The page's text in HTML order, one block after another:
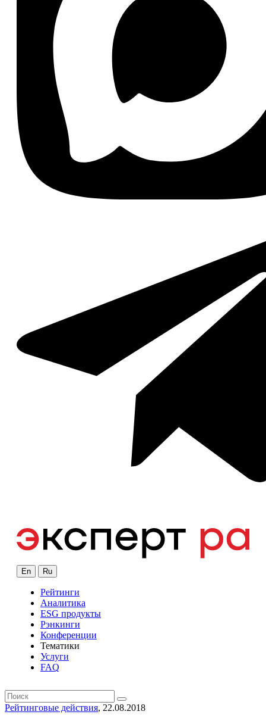
En Ru
Рейтинги
Аналитика
ESG продукты
Рэнкинги
Конференции
Тематики
Услуги
FAQ
Рейтинговые действия, 22.08.2018